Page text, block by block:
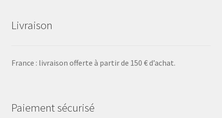
Livraison
France : livraison offerte à partir de 150 € d’achat.
Paiement sécurisé